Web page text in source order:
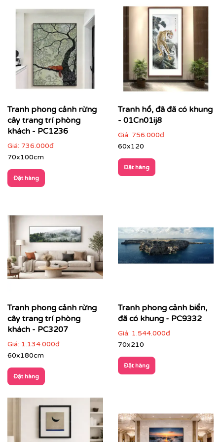
Hình ảnh gần gũi, dễ cảm nhận
sắc quen thuộc, phù hợp nhiều đối tượng khách
hàng
Màu sắc hài hoà: dễ kết hợp với nhiều phong cách
nội thất, không gây rối mắt
Chiều sâu không gian
Giá trị phong thuỷ tích cực: mang năng lượng an
yên, cân bằng và sinh khí cho không gian sống
Tranh phong cảnh rừng
cây trang trí phòng
khách - PC1236
Giá: 736.000đ
70x100cm
Đặt hàng
Tranh hổ, đã đã có khung
- 01Cn01ij8
Giá: 756.000đ
60x120
Đặt hàng
Tranh phong cảnh rừng
cây trang trí phòng
khách - PC3207
Giá: 1.134.000đ
60x180cm
Đặt hàng
Tranh phong cảnh biển,
đã có khung - PC9332
Giá: 1.544.000đ
70x210
Đặt hàng